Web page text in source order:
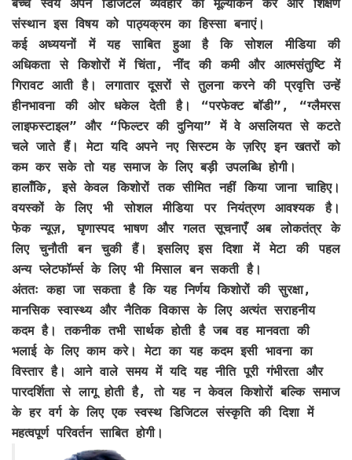
बच्चे स्वयं अपने डिजिटल व्यवहार का मूल्यांकन करें और शिक्षण
संस्थान इस विषय को पाठ्यक्रम का हिस्सा बनाएं।
कई अध्ययनों में यह साबित हुआ है कि सोशल मीडिया की
अधिकता से किशोरों में चिंता, नींद की कमी और आत्मसंतुष्टि में
गिरावट आती है। लगातार दूसरों से तुलना करने की प्रवृत्ति उन्हें
हीनभावना की ओर धकेल देती है। “परफेक्ट बॉडी”, “ग्लैमरस
लाइफस्टाइल” और “फिल्टर की दुनिया” में वे असलियत से कटते
चले जाते हैं। मेटा यदि अपने नए सिस्टम के ज़रिए इन खतरों को
कम कर सके तो यह समाज के लिए बड़ी उपलब्धि होगी।
हालाँकि, इसे केवल किशोरों तक सीमित नहीं किया जाना चाहिए।
वयस्कों के लिए भी सोशल मीडिया पर नियंत्रण आवश्यक है।
फेक न्यूज़, घृणास्पद भाषण और गलत सूचनाएँ अब लोकतंत्र के
लिए चुनौती बन चुकी हैं। इसलिए इस दिशा में मेटा की पहल
अन्य प्लेटफॉर्म्स के लिए भी मिसाल बन सकती है।
अंततः कहा जा सकता है कि यह निर्णय किशोरों की सुरक्षा,
मानसिक स्वास्थ्य और नैतिक विकास के लिए अत्यंत सराहनीय
कदम है। तकनीक तभी सार्थक होती है जब वह मानवता की
भलाई के लिए काम करे। मेटा का यह कदम इसी भावना का
विस्तार है। आने वाले समय में यदि यह नीति पूरी गंभीरता और
पारदर्शिता से लागू होती है, तो यह न केवल किशोरों बल्कि समाज
के हर वर्ग के लिए एक स्वस्थ डिजिटल संस्कृति की दिशा में
महत्वपूर्ण परिवर्तन साबित होगी।